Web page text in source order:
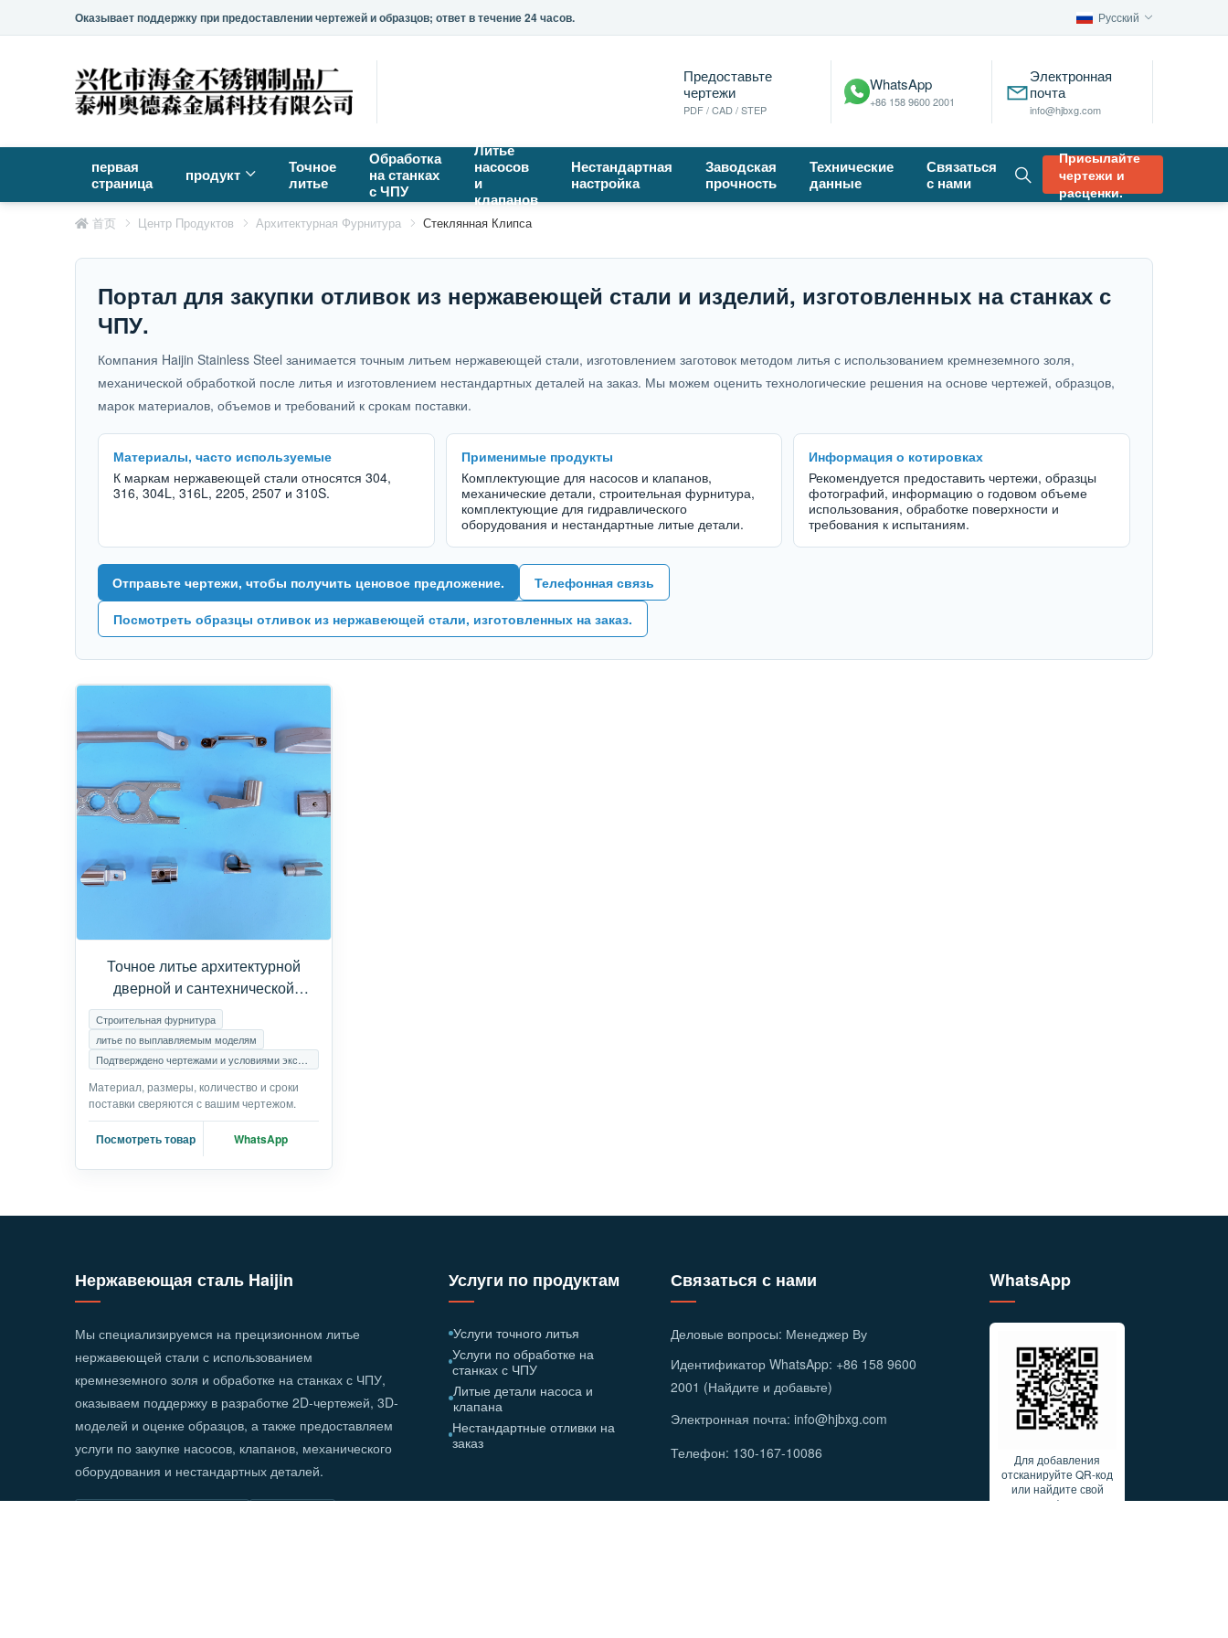
Оказывает поддержку при предоставлении чертежей и образцов; ответ в течение 24 часов. Русский
Предоставьте
чертежи
PDF / CAD / STEP
WhatsApp
+86 158 9600 2001
Электронная
почта
info@hjbxg.com
первая
страница
продукт
Точное
литье
Обработка
на станках
с ЧПУ
Литье
насосов
и
клапанов
Нестандартная
настройка
Заводская
прочность
Технические
данные
Связаться
с нами
Присылайте
чертежи и
расценки.
首页 Центр Продуктов Архитектурная Фурнитура Стеклянная Клипса
Портал для закупки отливок из нержавеющей стали и изделий, изготовленных на станках с
ЧПУ.
Компания Haijin Stainless Steel занимается точным литьем нержавеющей стали, изготовлением заготовок методом литья с использованием кремнеземного золя,
механической обработкой после литья и изготовлением нестандартных деталей на заказ. Мы можем оценить технологические решения на основе чертежей, образцов,
марок материалов, объемов и требований к срокам поставки.
Материалы, часто используемые
К маркам нержавеющей стали относятся 304,
316, 304L, 316L, 2205, 2507 и 310S.
Применимые продукты
Комплектующие для насосов и клапанов,
механические детали, строительная фурнитура,
комплектующие для гидравлического
оборудования и нестандартные литые детали.
Информация о котировках
Рекомендуется предоставить чертежи, образцы
фотографий, информацию о годовом объеме
использования, обработке поверхности и
требования к испытаниям.
Отправьте чертежи, чтобы получить ценовое предложение.
Телефонная связь
Посмотреть образцы отливок из нержавеющей стали, изготовленных на заказ.
Точное литье архитектурной
дверной и сантехнической
фурнитуры | Изготовление на
заказ фитингов из нержавеющей
стали
Строительная фурнитура
литье по выплавляемым моделям
Подтверждено чертежами и условиями эксплуатации.
Материал, размеры, количество и сроки
поставки сверяются с вашим чертежом.
Посмотреть товар WhatsApp
Нержавеющая сталь Haijin
Мы специализируемся на прецизионном литье
нержавеющей стали с использованием
кремнеземного золя и обработке на станках с ЧПУ,
оказываем поддержку в разработке 2D-чертежей, 3D-
моделей и оценке образцов, а также предоставляем
услуги по закупке насосов, клапанов, механического
оборудования и нестандартных деталей.
Услуги по продуктам
Услуги точного литья
Услуги по обработке на
станках с ЧПУ
Литые детали насоса и
клапана
Нестандартные отливки на
заказ
Связаться с нами
Деловые вопросы: Менеджер Ву
Идентификатор WhatsApp: +86 158 9600
2001 (Найдите и добавьте)
Электронная почта: info@hjbxg.com
Телефон: 130-167-10086
WhatsApp
Для добавления
отсканируйте QR-код
или найдите свой
идентификатор